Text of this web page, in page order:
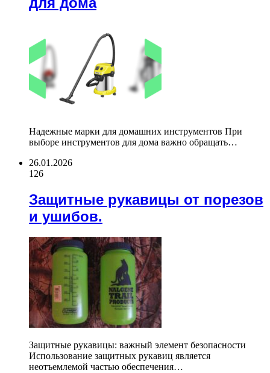
Надежные марки для домашних инструментов При
выборе инструментов для дома важно обращать…
26.01.2026
126
Защитные рукавицы от порезов
и ушибов.
Защитные рукавицы: важный элемент безопасности
Использование защитных рукавиц является
неотъемлемой частью обеспечения…